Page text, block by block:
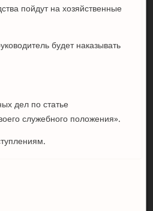
пойдут на хозяйственные
будет наказывать
дел по статье
служебного положения».